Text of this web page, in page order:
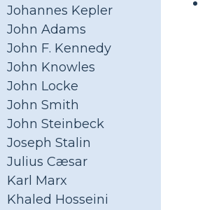
Johannes Kepler
John Adams
John F. Kennedy
John Knowles
John Locke
John Smith
John Steinbeck
Joseph Stalin
Julius Cæsar
Karl Marx
Khaled Hosseini